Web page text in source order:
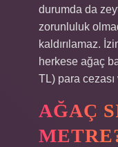
durumda da
zorunluluk
kaldırılamaz.
herkese ağaç
TL) para cezası
AĞAÇ